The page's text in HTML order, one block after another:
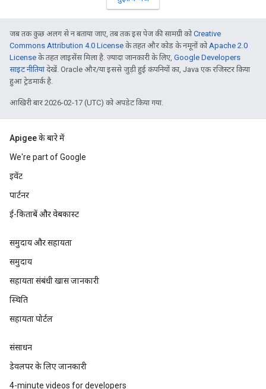
जब तक कुछ अलग से न बताया जाए, तब तक इस पेज की सामग्री कोCreative
Commons Attribution 4.0 License के तहत और कोड के नमूनों कोApache 2.0
License के तहत लाइसेंस मिला है. ज़्यादा जानकारी के लिए, Google Developers
साइट नीतियांदेखें. Oracle और/या इससे जुड़ी हुई कंपनियों का, Java एक रजिस्टर किया
हुआ ट्रेडमार्क है.
आखिरी बार 2026-02-17 (UTC) को अपडेट किया गया.
Apigee के बारे में
We're part of Google
इवेंट
पार्टनर
ई-किताबें और वेबकास्ट
समुदाय और सहायता
समुदाय
सहायता संबंधी खास जानकारी
स्थिति
सहायता पोर्टल
संसाधन
डेवलपर के लिए जानकारी
4-minute videos for developers